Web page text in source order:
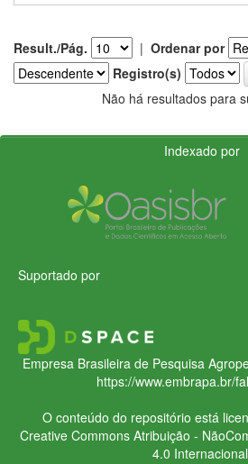
Result./Pág. | Ordenar por
Registro(s)
Não há resultados para
Indexado por
Suportado por
Empresa Brasileira de Pesquisa
https://www.embrapa.br/
O conteúdo do repositório está
Creative CommonsAtribuição -
4.0